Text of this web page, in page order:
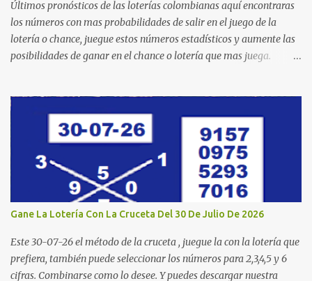
Últimos pronósticos de las loterías colombianas aquí encontraras
los números con mas probabilidades de salir en el juego de la
lotería o chance, juegue estos números estadísticos y aumente las
posibilidades de ganar en el chance o lotería que mas juega.
Manizales Valle Bogotá Quindio Medellin Santander Risaralda
Boyacá Cundinamarca Tolima Caribeña Dia Caribeña Noche
Sinuano Dia Sinuano Noche Paisita Dia Paisita Noche Culona
Baloto Baloto Revancha Astro Luna Astro Sol Motilon Tarde
Motilon Noche Cauca Meta Cafeterito Tarde Cafeterito Noche
Chontico Dia Chontico Noche Extra de Colombia Lotería Dorado
Día: 6 5 2 8 9 9 7 2 Lotería Dorado Tarde: 5 0 7 3 1 1 1 2 Lotería
Lotería de Huila: 2 9 4 4 6 1 1 7 Lotería De Manizales: 0 7 1 8 3 0 ...
Gane La Lotería Con La Cruceta Del 30 De Julio De 2026
Este 30-07-26 el método de la cruceta , juegue la con la lotería que
prefiera, también puede seleccionar los números para 2,3,4,5 y 6
cifras. Combinarse como lo desee. Y puedes descargar nuestra